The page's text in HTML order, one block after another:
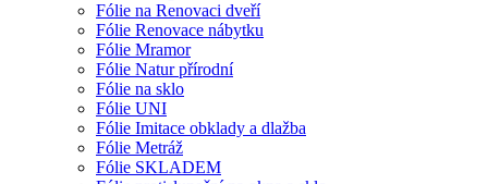
Fólie na Renovaci dveří
Fólie Renovace nábytku
Fólie Mramor
Fólie Natur přírodní
Fólie na sklo
Fólie UNI
Fólie Imitace obklady a dlažba
Fólie Metráž
Fólie SKLADEM